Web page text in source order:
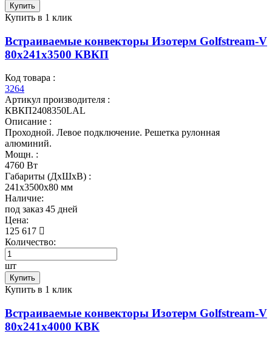
Купить
Купить в 1 клик
Встраиваемые конвекторы Изотерм Golfstream-V
80x241x3500 КВКП
Код товара :
3264
Артикул производителя :
КВКП2408350LAL
Описание :
Проходной. Левое подключение. Решетка рулонная
алюминий.
Мощн. :
4760 Вт
Габариты (ДхШхВ) :
241x3500x80 мм
Наличие:
под заказ 45 дней
Цена:
125 617
Количество:
шт
Купить
Купить в 1 клик
Встраиваемые конвекторы Изотерм Golfstream-V
80x241x4000 КВК